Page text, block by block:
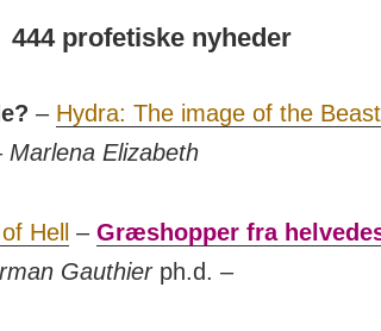
444 profetiske nyheder
– Hydra: The image of the
Marlena Elizabeth
Hell –Græshopper fra
Gauthierph.d. –